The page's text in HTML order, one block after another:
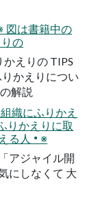
は書籍中の
の
えりの TIPS
かえりについ
解説
織にふりかえ
りかえりに取
る人 • ※
アジャイル開
にしなくて 大